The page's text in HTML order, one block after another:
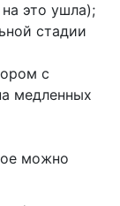
это ушла);
стадии
с
медленных
можно